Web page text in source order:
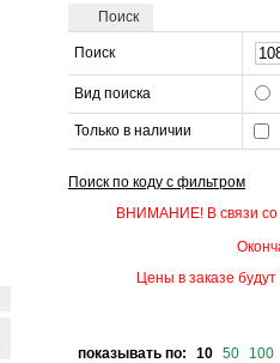
Поиск
Поиск
Вид поиска
Только в наличии
Поиск по коду с фильтром
ВНИМАНИЕ! В связи со
Цены в заказе
показывать по: 10 50 100